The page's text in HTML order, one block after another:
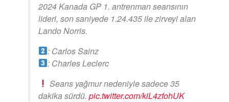
2024 Kanada GP 1. antrenman seansının
lideri, son saniyede 1.24.435 ile zirveyi alan
Lando Norris.
: Carlos Sainz
: Charles Leclerc
Seans yağmur nedeniyle sadece 35
dakika sürdü. pic.twitter.com/kiL4zfohUK